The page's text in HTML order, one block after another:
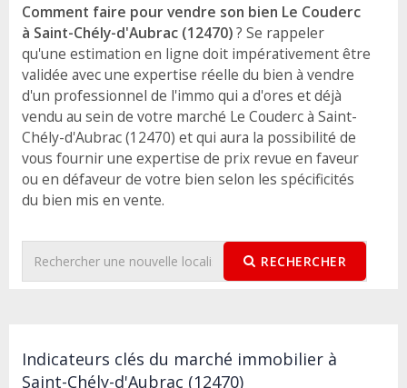
Comment faire pour vendre son bien Le Couderc
à Saint-Chély-d'Aubrac (12470)? Se rappeler
qu'une estimation en ligne doit impérativement être
validée avec une expertise réelle du bien à vendre
d'un professionnel de l'immo qui a d'ores et déjà
vendu au sein de votre marché Le Couderc à Saint-
Chély-d'Aubrac (12470) et qui aura la possibilité de
vous fournir une expertise de prix revue en faveur
ou en défaveur de votre bien selon les spécificités
du bien mis en vente.
RECHERCHER
Indicateurs clés du marché immobilier à
Saint-Chély-d'Aubrac (12470)